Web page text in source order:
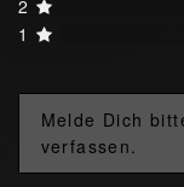
2
1
Melde Dich
verfassen.